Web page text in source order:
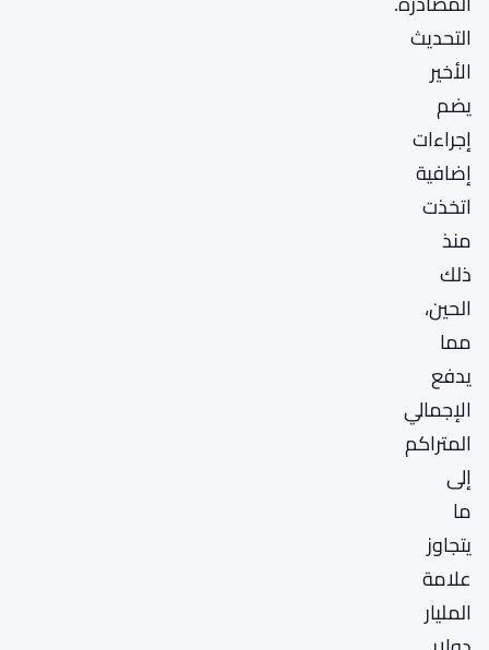
التحديث
الأخير
يضم
إجراءات
إضافية
اتخذت
منذ
ذلك
الحين،
مما
يدفع
الإجمالي
المتراكم
إلى
ما
يتجاوز
علامة
المليار